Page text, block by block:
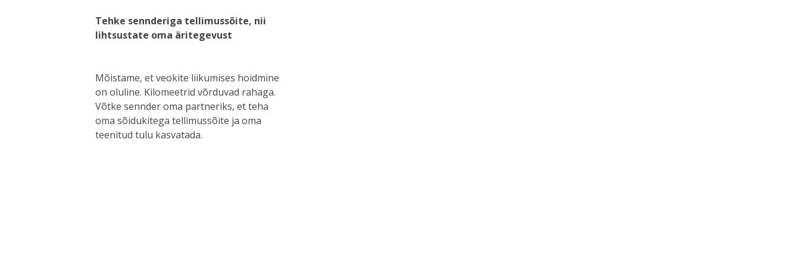
Tehke sennderiga tellimussõite, nii
lihtsustate oma äritegevust
Mõistame, et veokite liikumises hoidmine
on oluline. Kilomeetrid võrduvad rahaga.
Võtke sennder oma partneriks, etteha
oma sõidukitega tellimussõite ja oma
teenitud tulu kasvatada.